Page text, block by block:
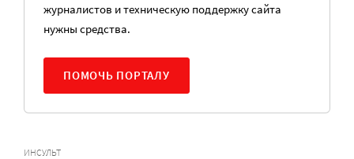
журналистов и техническую поддержку сайта
нужны средства.
ПОМОЧЬ ПОРТАЛУ
ИНСУЛЬТ